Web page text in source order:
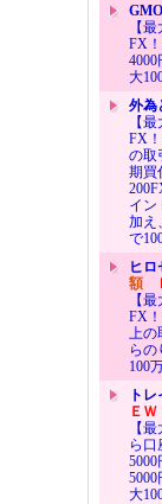
【
FX
大
外為
【
FX
の取
期買
イン
加え
で
ヒロ
額Ｎ
【
FX
上の
らの
100
ト
ＥＷ
【
ら
大